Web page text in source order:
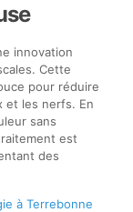
innovation
Cette
pour réduire
et les nerfs. En
sans
est
des
à Terrebonne